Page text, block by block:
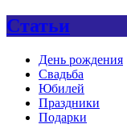
Статьи
День рождения
Свадьба
Юбилей
Праздники
Подарки